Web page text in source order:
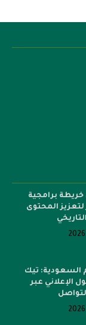
تطلق خريطة برامجية
المحتوى
السعودية: تيك
الإعلاني عبر